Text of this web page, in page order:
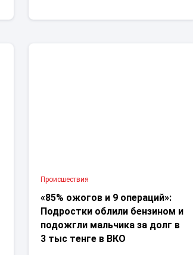
Проиcшествия
«85% ожогов и 9 операций»:
Подростки облили бензином и
подожгли мальчика за долг в
3 тыс тенге в ВКО